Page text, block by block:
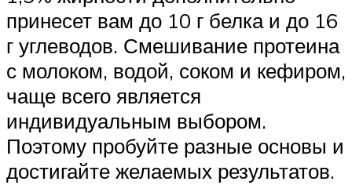
принесет вам до 10 г белка и до 16
г углеводов. Смешивание протеина
с молоком, водой, соком и кефиром,
чаще всего является
индивидуальным выбором.
Поэтому пробуйте разные основы и
достигайте желаемых результатов.